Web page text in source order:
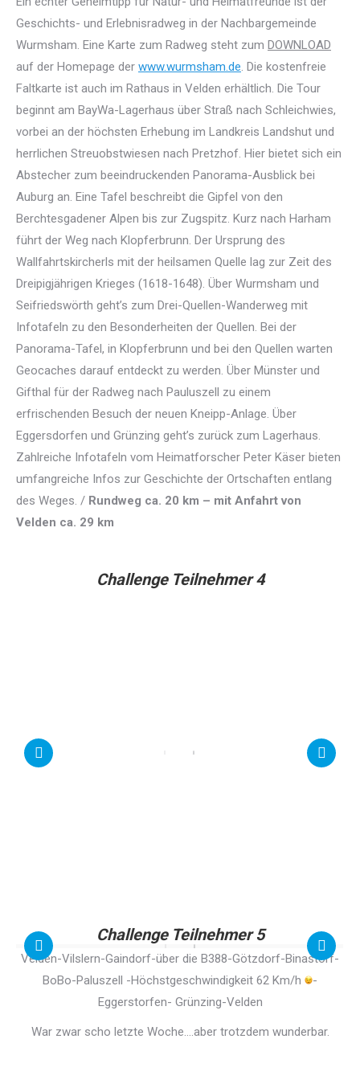
Geschichts- und Erlebnisradweg in der Nachbargemeinde
Wurmsham. Eine Karte zum Radweg steht zum DOWNLOAD
auf der Homepage der www.wurmsham.de . Die kostenfreie
Faltkarte ist auch im Rathaus in Velden erhältlich. Die Tour
beginnt am BayWa-Lagerhaus über Straß nach Schleichwies,
vorbei an der höchsten Erhebung im Landkreis Landshut und
herrlichen Streuobstwiesen nach Pretzhof. Hier bietet sich ein
Abstecher zum beeindruckenden Panorama-Ausblick bei
Auburg an. Eine Tafel beschreibt die Gipfel von den
Berchtesgadener Alpen bis zur Zugspitz. Kurz nach Harham
führt der Weg nach Klopferbrunn. Der Ursprung des
Wallfahrtskircherls mit der heilsamen Quelle lag zur Zeit des
Dreipigjährigen Krieges (1618-1648). Über Wurmsham und
Seifriedswörth geht’s zum Drei-Quellen-Wanderweg mit
Infotafeln zu den Besonderheiten der Quellen. Bei der
Panorama-Tafel, in Klopferbrunn und bei den Quellen warten
Geocaches darauf entdeckt zu werden. Über Münster und
Gifthal für der Radweg nach Pauluszell zu einem
erfrischenden Besuch der neuen Kneipp-Anlage. Über
Eggersdorfen und Grünzing geht’s zurück zum Lagerhaus.
Zahlreiche Infotafeln vom Heimatforscher Peter Käser bieten
umfangreiche Infos zur Geschichte der Ortschaften entlang
des Weges. / Rundweg ca. 20 km – mit Anfahrt von
Velden ca. 29 km
Challenge Teilnehmer 4
Challenge Teilnehmer 5
Velden-Vilslern-Gaindorf-über die B388-Götzdorf-Binastorf-
BoBo-Paluszell -Höchstgeschwindigkeit 62 Km/h
-
Eggerstorfen- Grünzing-Velden
War zwar scho letzte Woche….aber trotzdem wunderbar.